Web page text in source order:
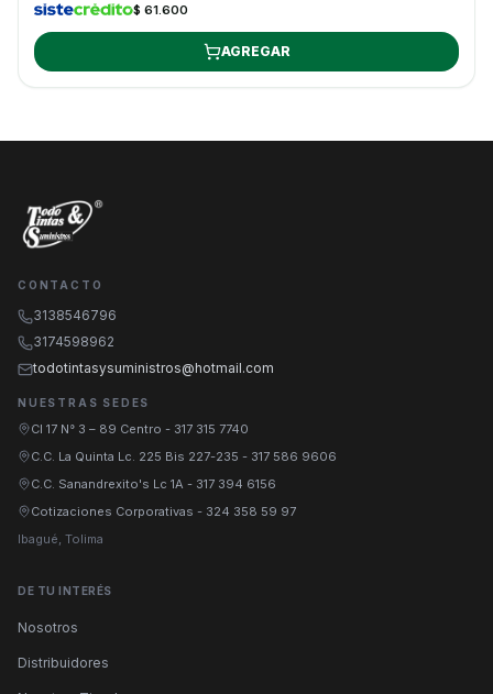
$ 61.600
AGREGAR
CONTACTO
3138546796
3174598962
todotintasysuministros@hotmail.com
NUESTRAS SEDES
Cl 17 N° 3 – 89 Centro - 317 315 7740
C.C. La Quinta Lc. 225 Bis 227-235 - 317 586 9606
C.C. Sanandrexito's Lc 1A - 317 394 6156
Cotizaciones Corporativas - 324 358 59 97
Ibagué, Tolima
DE TU INTERÉS
Nosotros
Distribuidores